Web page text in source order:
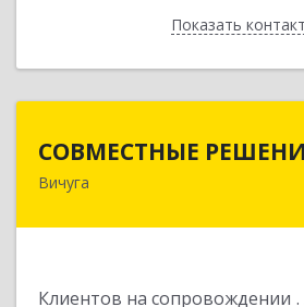
ПоказатьНазад
СОВМЕСТНЫЕ
Вичуга
Клиентов на сопровождении
155331, Ивановская обл,